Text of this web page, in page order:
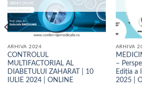
ARHIVA 2024
CONTROLUL
MULTIFACTORIAL AL
DIABETULUI ZAHARAT | 10
IULIE 2024 | ONLINE
ARHIVA
–
Ediția a
2025 |